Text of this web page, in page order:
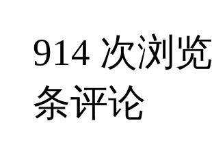
914 次浏览
条评论